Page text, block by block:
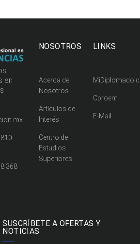
en
368
NOSOTROS
Acerca de
Nosotros
Artículos de
Interés
Centro de
Estudios
Superiores
LINKS
Cproem
E-Mail
SUSCRÍBETE A OFERTAS Y
NOTICIAS